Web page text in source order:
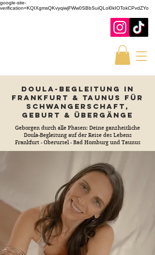
google-site-
verification=KQIXgmsQKvyqiwjFWw0SBbSuiQLol0kIOTokCPvdZYo
Doula-Begleitung in
Frankfurt & Taunus für
Schwangerschaft,
Geburt & Übergänge
Geborgen durch alle Phasen: Deine ganzheitliche
Doula-Begleitung auf der Reise des Lebens
Frankfurt - Oberursel - Bad Homburg und Taunus